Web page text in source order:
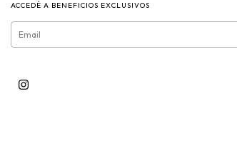
ACCEDÉ A BENEFICIOS EXCLUSIVOS